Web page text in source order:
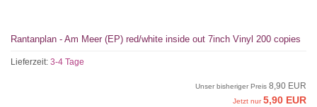
Rantanplan - Am Meer (EP) red/white inside out 7inch Vinyl 200 copies
Lieferzeit: 3-4 Tage
Unser bisheriger Preis 8,90 EUR
Jetzt nur5,90 EUR